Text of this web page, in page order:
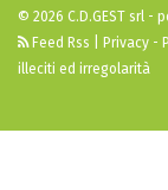
© 2026 C.D.GEST srl -
Feed Rss
Privacy -
illeciti ed irregolarità